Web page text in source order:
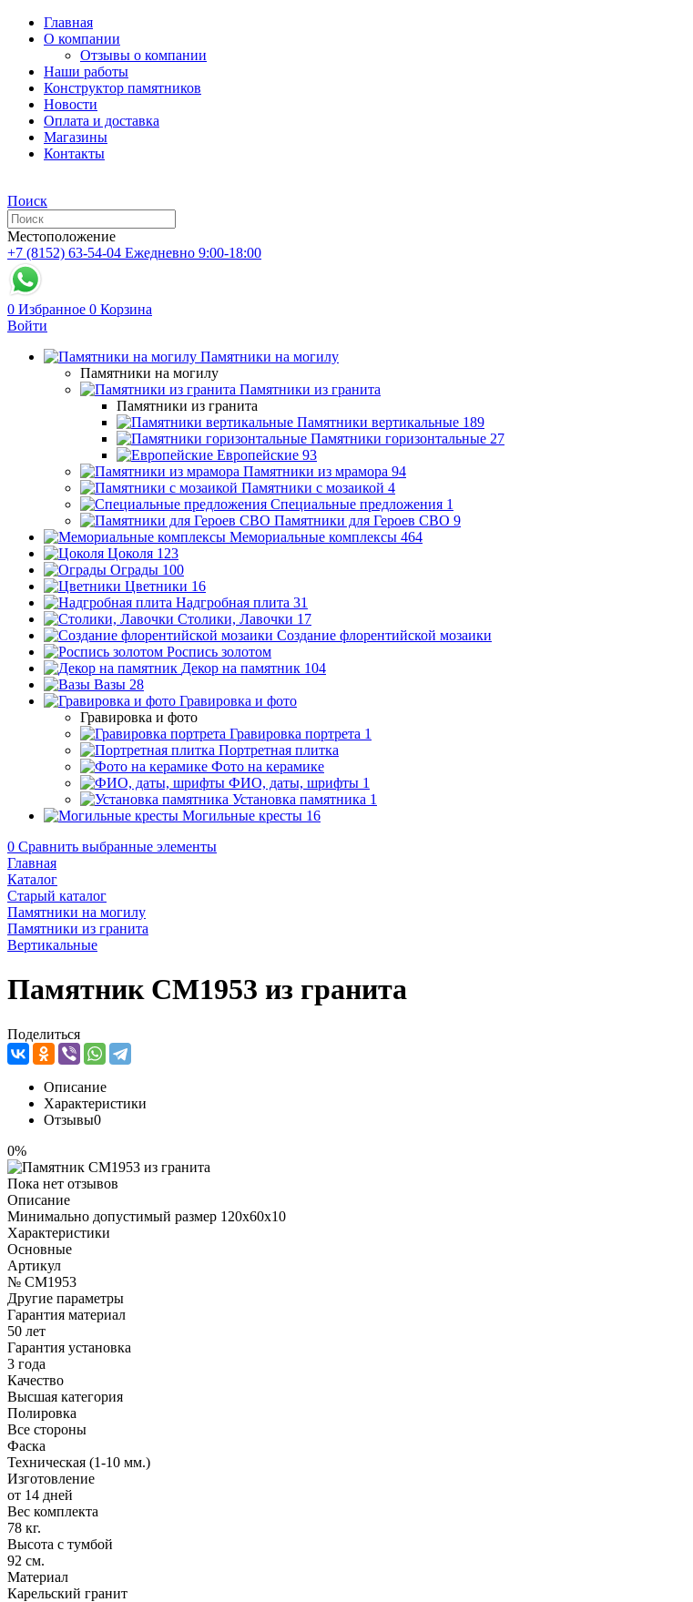
Главная
О компании
Отзывы о компании
Наши работы
Конструктор памятников
Новости
Оплата и доставка
Магазины
Контакты
Поиск
Местоположение
+7 (8152) 63-54-04 Ежедневно 9:00-18:00
0 Избранное 0 Корзина
Войти
Памятники на могилу
Памятники на могилу
Памятники из гранита
Памятники из гранита
Памятники вертикальные 189
Памятники горизонтальные 27
Европейские 93
Памятники из мрамора 94
Памятники с мозаикой 4
Специальные предложения 1
Памятники для Героев СВО 9
Мемориальные комплексы 464
Цоколя 123
Ограды 100
Цветники 16
Надгробная плита 31
Столики, Лавочки 17
Создание флорентийской мозаики
Роспись золотом
Декор на памятник 104
Вазы 28
Гравировка и фото
Гравировка и фото
Гравировка портрета 1
Портретная плитка
Фото на керамике
ФИО, даты, шрифты 1
Установка памятника 1
Могильные кресты 16
0 Сравнить выбранные элементы
Главная
Каталог
Старый каталог
Памятники на могилу
Памятники из гранита
Вертикальные
Памятник CM1953 из гранита
Поделиться
Описание
Характеристики
Отзывы0
0%
Пока нет отзывов
Описание
Минимально допустимый размер 120х60х10
Характеристики
Основные
Артикул
№ CM1953
Другие параметры
Гарантия материал
50 лет
Гарантия установка
3 года
Качество
Высшая категория
Полировка
Все стороны
Фаска
Техническая (1-10 мм.)
Изготовление
от 14 дней
Вес комплекта
78 кг.
Высота с тумбой
92 см.
Материал
Карельский гранит